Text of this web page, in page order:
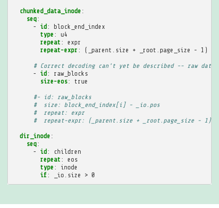
chunked_data_inode :
seq:
-
id :
block_end_index
type :
u4
repeat :
expr
repeat-expr : (_parent.size + _root.page_size - 1) /
# Correct decoding can't yet be described -- raw data
-
id :
raw_blocks
size-eos: true
#- id: raw_blocks
#  size: block_end_index[i] - _io.pos
#  repeat: expr
#  repeat-expr: (_parent.size + _root.page_size - 1) /
dir_inode :
seq:
-
id :
children
repeat :
eos
type :
inode
if : _io.size > 0